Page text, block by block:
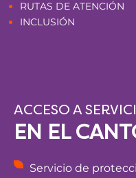
RUTAS DE ATENCIÓN
INCLUSIÓN
ACCESO A
EN EL
Servicio de